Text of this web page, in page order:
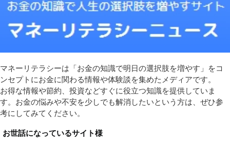
マネーリテラシーは「お金の知識で明日の選択肢を増やす」をコ
ンセプトにお金に関わる情報や体験談を集めたメディアです。
お得な情報や節約、投資などすぐに役立つ知識を提供していま
す。お金の悩みや不安を少しでも解消したいという方は、ぜひ参
考にしてみてください。
お世話になっているサイト様